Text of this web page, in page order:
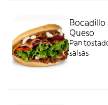
Bocadillo
Queso
Pan
salsas